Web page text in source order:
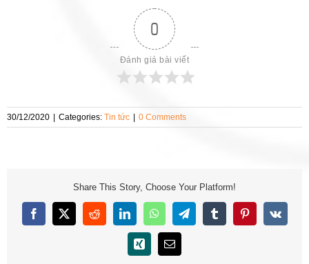
0
Đánh giá bài viết
30/12/2020 | Categories: Tin tức | 0 Comments
Share This Story, Choose Your Platform!
Facebook
X RedditLinkedInWhatsAppTelegramTumblrPinterest
Vk
Xing Email